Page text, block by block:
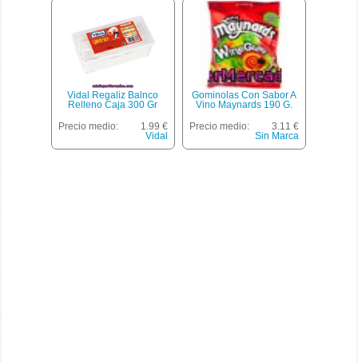
Vidal Regaliz Balnco
Relleno Caja 300 Gr
Precio medio:
1.99 €
Vidal
Gominolas Con Sabor A
Vino Maynards 190 G.
Precio medio:
3.11 €
Sin Marca